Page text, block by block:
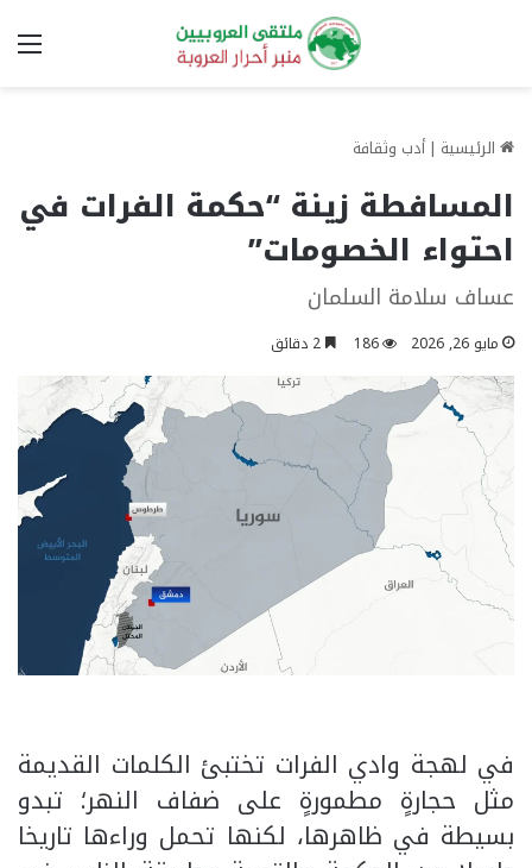
الرئيسية | أدب وثقافة
المسافطة زينة “حكمة الفرات في
احتواء الخصومات”
عساف سلامة السلمان
مايو 26, 2026 186
في لهجة وادي الفرات تختبئ الكلمات القديمة
مثل حجارةٍ مطمورةٍ على ضفاف النهر؛ تبدو
بسيطة في ظاهرها، لكنها تحمل وراءها تاريخا